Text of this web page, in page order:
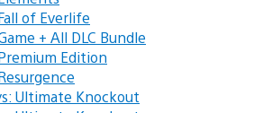
of Everlife
+ All DLC Bundle
Edition
Ultimate Knockout